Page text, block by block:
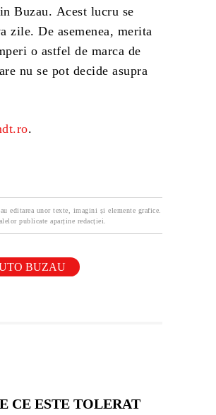
Buzau. Acest lucru se
zile. De asemenea, merita
o astfel de marca de
nu se pot decide asupra
.
editarea unor texte, imagini și elemente grafice.
publicate aparține redacției.
BUZAU
CE ESTE TOLERAT